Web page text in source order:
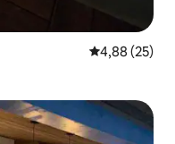
Évaluation
4,88 (25)